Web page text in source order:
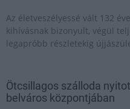
Az életveszélyessé vált 132
kihívásnak bizonyult, végül
legapróbb részletekig
Ötcsillagos szálloda
belváros központjában